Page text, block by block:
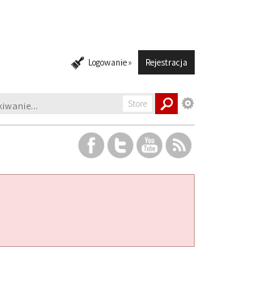
Logowanie » Rejestracja
Store